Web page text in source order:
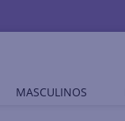
MASCULINOS